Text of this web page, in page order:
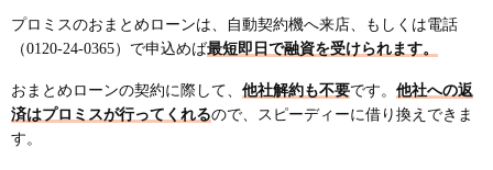
プロミスのおまとめローンは、自動契約機へ来店、もしくは電話
（0120-24-0365）で申込めば最短即日で融資を受けられます。
おまとめローンの契約に際して、 他社解約も不要です。 他社への返
済はプロミスが行ってくれるので、スピーディーに借り換えできま
す。